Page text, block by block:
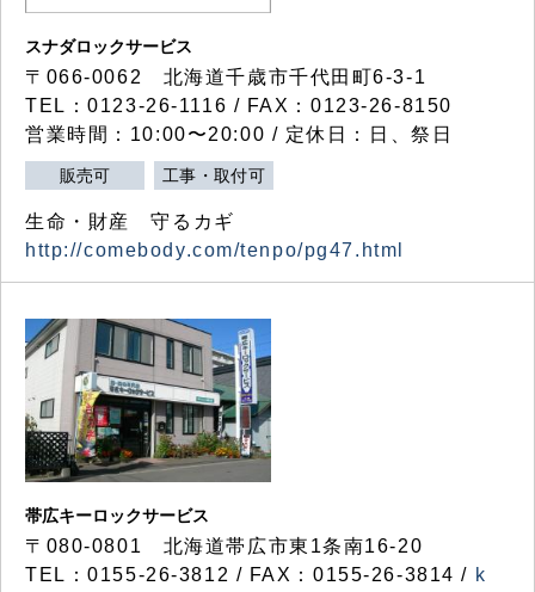
スナダロックサービス
〒066-0062 北海道千歳市千代田町6-3-1
TEL：0123-26-1116 / FAX：0123-26-8150
営業時間：10:00〜20:00 / 定休日：日、祭日
販売可 工事・取付可
生命・財産 守るカギ
http://comebody.com/tenpo/pg47.html
帯広キーロックサービス
〒080-0801 北海道帯広市東1条南16-20
TEL：0155-26-3812 / FAX：0155-26-3814 / k